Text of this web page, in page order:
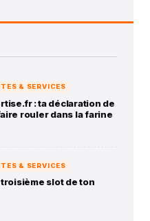
& SERVICES
: ta déclaration de
rouler dans la farine
& SERVICES
slot de ton